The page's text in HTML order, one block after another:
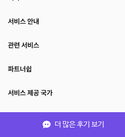
더 많은 후기 보기
서비스 안내
관련 서비스
파트너쉽
서비스 제공 국가
(주)NSPACE 사업자정보